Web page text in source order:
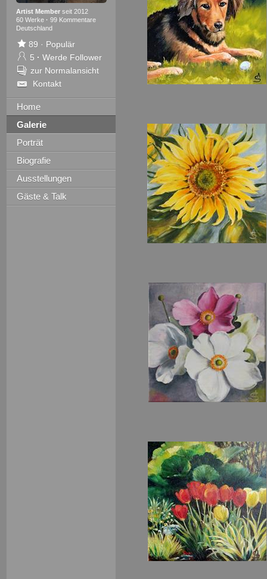
Artist Memberseit 2012
60 Werke · 99 Kommentare
Deutschland
89 · Populär
5 · Werde Follower
zur Normalansicht
Kontakt
Home
Galerie
Porträt
Biografie
Ausstellungen
Gäste & Talk